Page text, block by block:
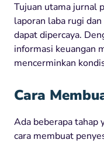
Tujuan utama jurnal
laporan laba rugi
dapat dipercaya.
informasi keuangan
mencerminkan
Cara
Ada beberapa tahap
cara membuat